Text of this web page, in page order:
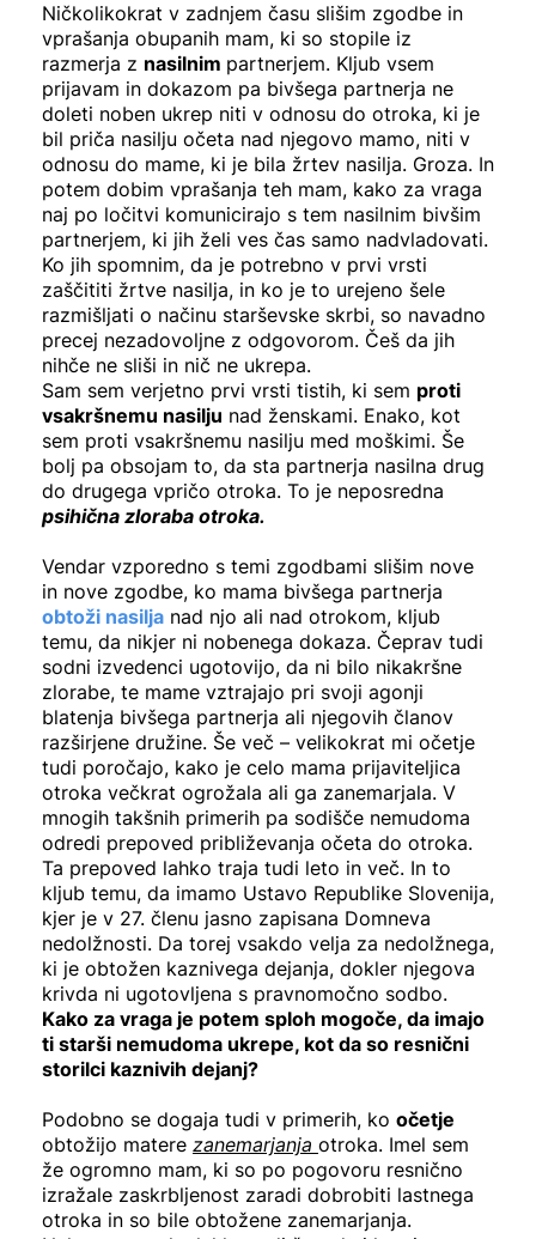
Ničkolikokrat v zadnjem času slišim zgodbe in
vprašanja obupanih mam, ki so stopile iz
razmerja z nasilnim partnerjem. Kljub vsem
prijavam in dokazom pa bivšega partnerja ne
doleti noben ukrep niti v odnosu do otroka, ki je
bil priča nasilju očeta nad njegovo mamo, niti v
odnosu do mame, ki je bila žrtev nasilja. Groza. In
potem dobim vprašanja teh mam, kako za vraga
naj po ločitvi komunicirajo s tem nasilnim bivšim
partnerjem, ki jih želi ves čas samo nadvladovati.
Ko jih spomnim, da je potrebno v prvi vrsti
zaščititi žrtve nasilja, in ko je to urejeno šele
razmišljati o načinu starševske skrbi, so navadno
precej nezadovoljne z odgovorom. Češ da jih
nihče ne sliši in nič ne ukrepa.
Sam sem verjetno prvi vrsti tistih, ki sem proti
vsakršnemu nasilju nad ženskami. Enako, kot
sem proti vsakršnemu nasilju med moškimi. Še
bolj pa obsojam to, da sta partnerja nasilna drug
do drugega vpričo otroka. To je neposredna
psihična zloraba otroka.
Vendar vzporedno s temi zgodbami slišim nove
in nove zgodbe, ko mama bivšega partnerja
obtoži nasilja nad njo ali nad otrokom, kljub
temu, da nikjer ni nobenega dokaza. Čeprav tudi
sodni izvedenci ugotovijo, da ni bilo nikakršne
zlorabe, te mame vztrajajo pri svoji agonji
blatenja bivšega partnerja ali njegovih članov
razširjene družine. Še več – velikokrat mi očetje
tudi poročajo, kako je celo mama prijaviteljica
otroka večkrat ogrožala ali ga zanemarjala. V
mnogih takšnih primerih pa sodišče nemudoma
odredi prepoved približevanja očeta do otroka.
Ta prepoved lahko traja tudi leto in več. In to
kljub temu, da imamo Ustavo Republike Slovenija,
kjer je v 27. členu jasno zapisana Domneva
nedolžnosti. Da torej vsakdo velja za nedolžnega,
ki je obtožen kaznivega dejanja, dokler njegova
krivda ni ugotovljena s pravnomočno sodbo.
Kako za vraga je potem sploh mogoče, da imajo
ti starši nemudoma ukrepe, kot da so resnični
storilci kaznivih dejanj?
Podobno se dogaja tudi v primerih, ko očetje
obtožijo matere zanemarjanja otroka. Imel sem
že ogromno mam, ki so po pogovoru resnično
izražale zaskrbljenost zaradi dobrobiti lastnega
otroka in so bile obtožene zanemarjanja.